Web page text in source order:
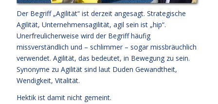
Der Begriff „Agilität“ ist derzeit angesagt. Strategische
Agilität, Unternehmensagilität, agil sein ist „hip“.
Unerfreulicherweise wird der Begriff häufig
missverständlich und – schlimmer – sogar missbräuchlich
verwendet. Agilität, das bedeutet, in Bewegung zu sein.
Synonyme zu Agilität sind laut Duden Gewandtheit,
Wendigkeit, Vitalität.
Hektik ist damit nicht gemeint.